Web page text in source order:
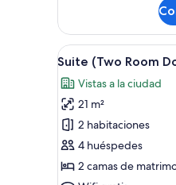
Family
Suite
Abrir
todas
las
fotos
de
Suite
(Two
Room
6
Suite (Two Room
Vistas a la ciudad
21 m²
2 habitaciones
4 huéspedes
2 camas de